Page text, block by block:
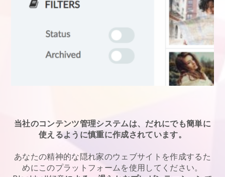
当社のコンテンツ管理システムは、だれにでも簡単に
使えるように慎重に作成されています。
あなたの精神的な隠れ家のウェブサイトを作成するた
めにこのプラットフォームを使用してください。